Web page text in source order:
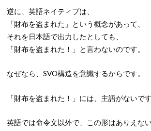
逆に、英語ネイティブは、
「財布を盗まれた」という概念があって、
それを日本語で出力したとしても、
「財布を盗まれた！」と言わないのです。
なぜなら、SVO構造を意識するからです。
「財布を盗まれた！」には、主語がないです
英語では命令文以外で、この形はありえない